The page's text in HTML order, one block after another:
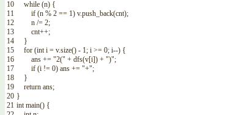
10
11
12
13
14
15
16
17
18
19
20
21
while (n) {
if (n % 2 == 1) v.push_back(cnt);
n /= 2;
cnt++;
}
for (int i = v.size() - 1; i >= 0; i--) {
ans += "2(" + dfs(v[i]) + ")";
if (i != 0) ans += "+";
}
return ans;
}
int main() {